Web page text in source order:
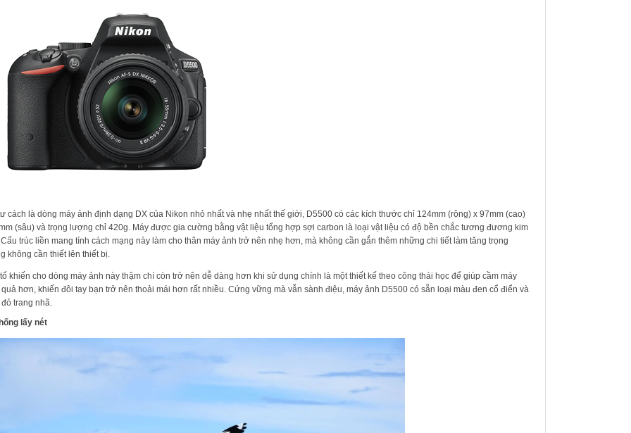
cách là dòng máy ảnh định dạng DX của Nikon nhỏ nhất và nhẹ nhất thế giới, D5500 có các kích thước chỉ 124mm (rộng) x 97mm (cao)
(sâu) và trọng lượng chỉ 420g. Máy được gia cường bằng vật liệu tổng hợp sợi carbon là loại vật liệu có độ bền chắc tương đương kim
trúc liền mang tính cách mạng này làm cho thân máy ảnh trở nên nhẹ hơn, mà không cần gắn thêm những chi tiết làm tăng trọng
không cần thiết lên thiết bị.
khiến cho dòng máy ảnh này thậm chí còn trở nên dễ dàng hơn khi sử dụng chính là một thiết kế theo công thái học để giúp cầm máy
hơn, khiến đôi tay bạn trở nên thoải mái hơn rất nhiều. Cứng vững mà vẫn sành điệu, máy ảnh D5500 có sẵn loại màu đen cổ điển và
trang nhã.
lấy nét